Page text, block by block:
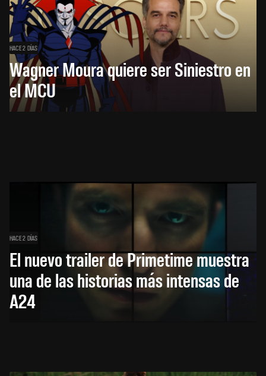
HACE 2 DÍAS
Wagner Moura quiere ser Siniestro en
el MCU
HACE 2 DÍAS
El nuevo trailer de Primetime muestra
una de las historias más intensas de
A24